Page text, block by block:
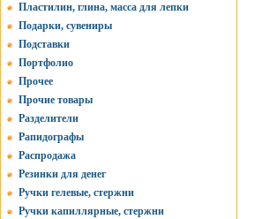
Пластилин, глина, масса для лепки
Подарки, сувениры
Подставки
Портфолио
Прочее
Прочие товары
Разделители
Рапидографы
Распродажа
Резинки для денег
Ручки гелевые, стержни
Ручки капиллярные, стержни